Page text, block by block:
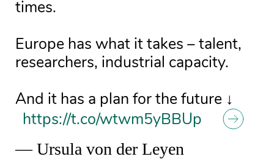
times.
Europe has what it takes – talent,
researchers, industrial capacity.
And it has a plan for the future ↓
https://t.co/wtwm5yBBUp
— Ursula von der Leyen